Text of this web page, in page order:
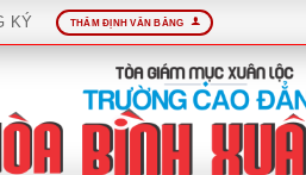
KÝ THẨM ĐỊNH VĂN BẰNG